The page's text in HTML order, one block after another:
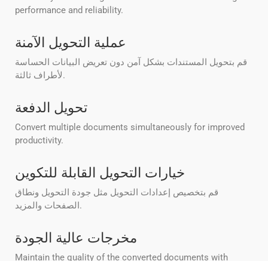
performance and reliability.
عملية التحويل الآمنة
قم بتحويل المستندات بشكل آمن دون تعريض البيانات الحساسة
لأطراف ثالثة.
تحويل الدفعة
Convert multiple documents simultaneously for improved
productivity.
خيارات التحويل القابلة للتكوين
قم بتخصيص إعدادات التحويل مثل جودة التحويل ونطاق
الصفحات والمزيد.
مخرجات عالية الجودة
Maintain the quality of the converted documents with